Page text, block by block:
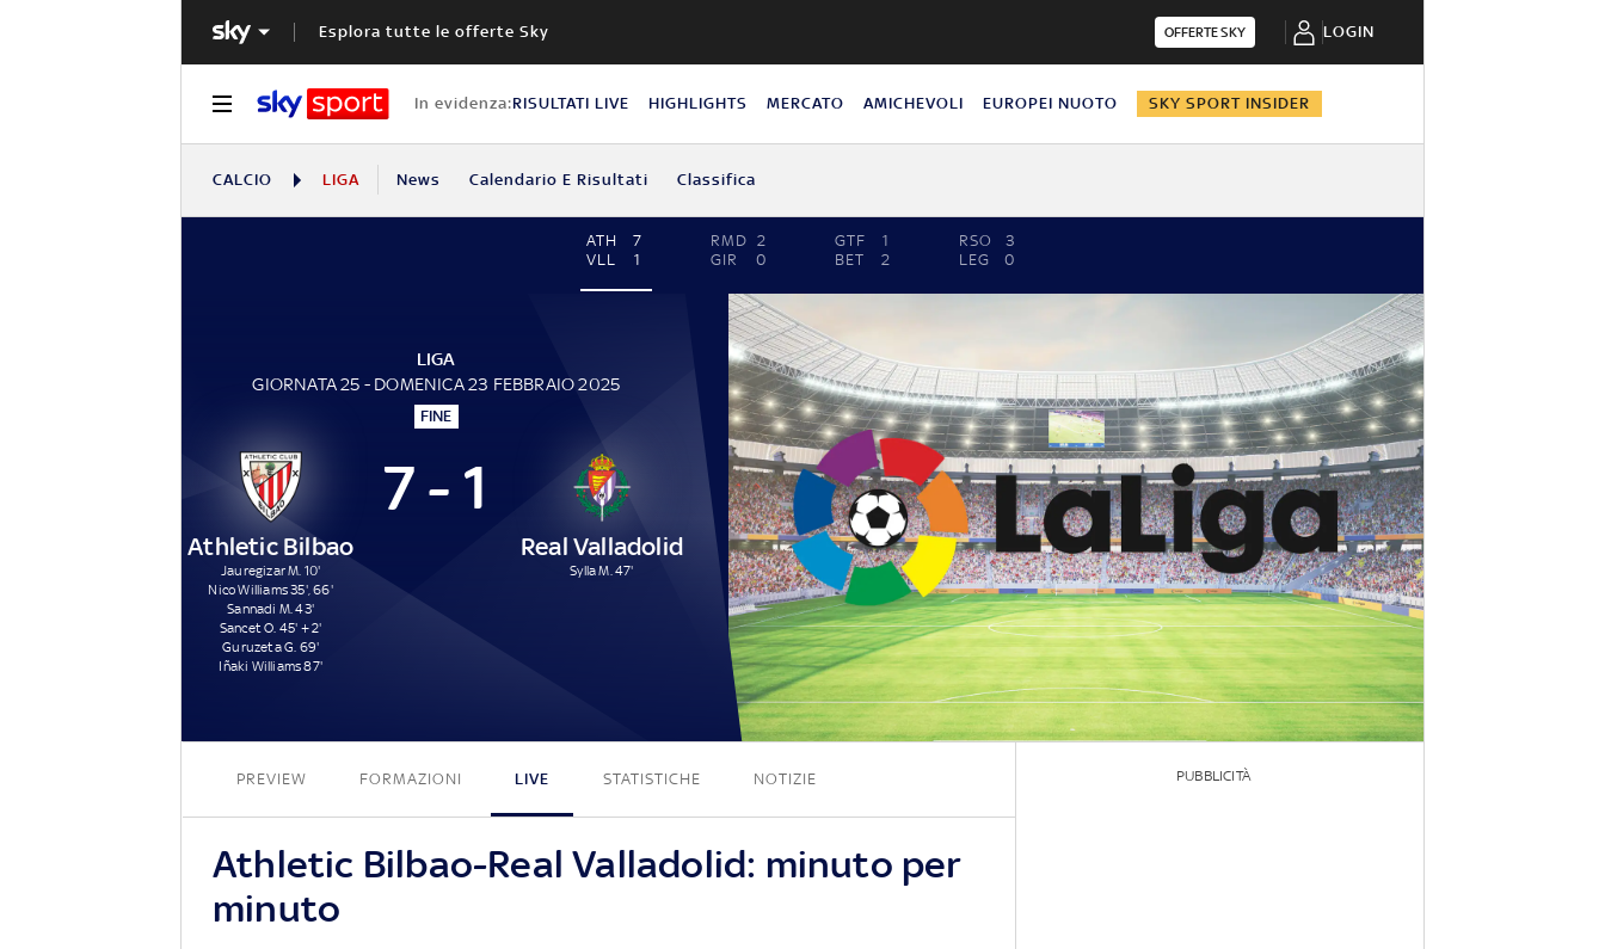
Esplora tutte le offerte Sky OFFERTE SKY LOGIN
In evidenza:RISULTATI LIVE HIGHLIGHTS MERCATO AMICHEVOLI EUROPEI NUOTO SKY SPORT INSIDER
CALCIO LIGA News Calendario E Risultati Classifica
ATH
7
VLL
1
RMD 2
GIR
0
GTF
1
BET
2
RSO
3
LEG
0
LIGA
GIORNATA 25 - DOMENICA 23 FEBBRAIO 2025
FINE
Athletic Bilbao
Jauregizar M. 10'
Nico Williams 35', 66'
Sannadi M. 43'
Sancet O. 45' + 2'
Guruzeta G. 69'
Iñaki Williams 87'
7 - 1
Real Valladolid
Sylla M. 47'
7 - 1
PREVIEW FORMAZIONI LIVE STATISTICHE NOTIZIE
Athletic Bilbao-Real Valladolid: minuto per
minuto
PUBBLICITÀ